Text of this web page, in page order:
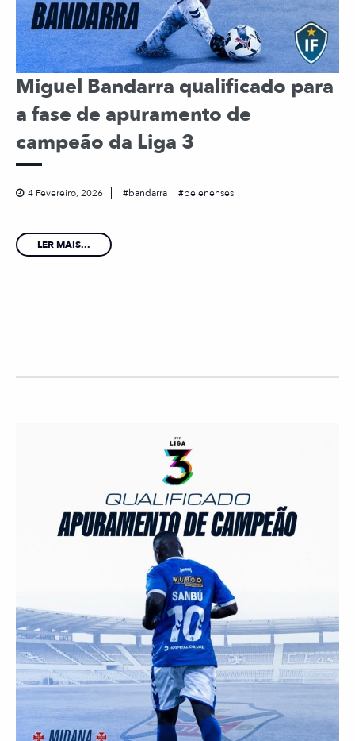
Miguel Bandarra qualificado para
a fase de apuramento de
campeão da Liga 3
4 Fevereiro, 2026 bandarra belenenses
LER MAIS...